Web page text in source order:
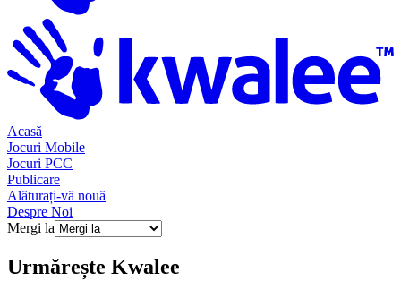
Acasă
Jocuri Mobile
Jocuri PCC
Publicare
Alăturați-vă nouă
Despre Noi
Mergi la
Urmărește Kwalee